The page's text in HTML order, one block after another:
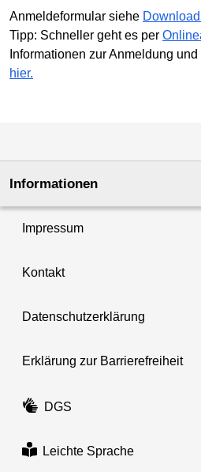
Anmeldeformular siehe
Tipp: Schneller geht es per
Informationen zur Anmeldung
hier.
Informationen
Impressum
Kontakt
Datenschutzerklärung
Erklärung zur Barrierefreiheit
DGS
Leichte Sprache